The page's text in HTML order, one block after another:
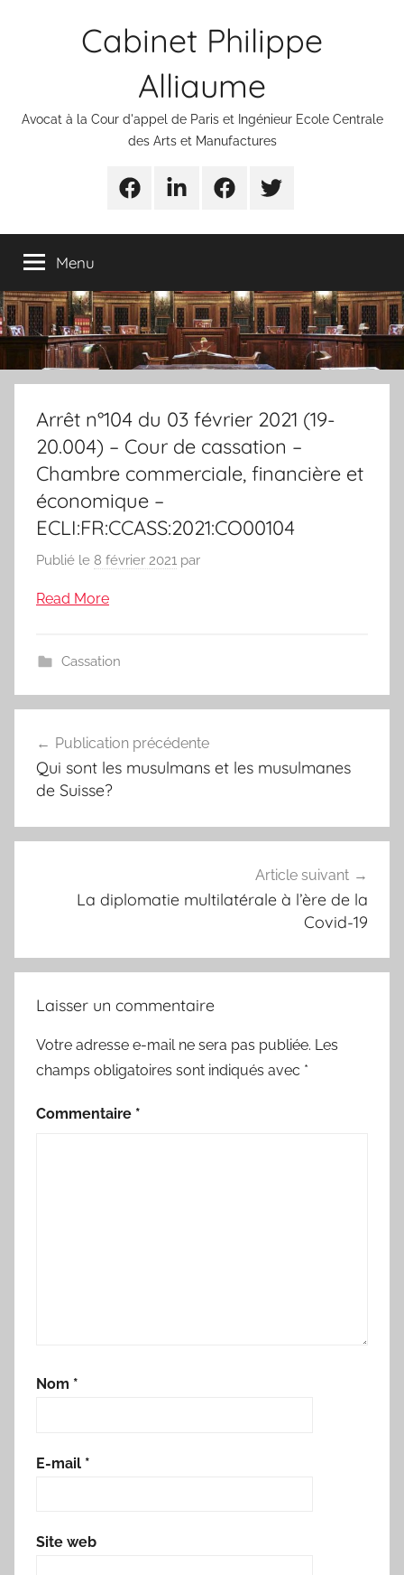
Cabinet Philippe
Alliaume
Avocat à la Cour d'appel de Paris et Ingénieur Ecole Centrale
des Arts et Manufactures
UrgencesLinkedinFacebookTwitter
Menu
Arrêt n°104 du 03 février 2021 (19-
20.004) – Cour de cassation –
Chambre commerciale, financière et
économique –
ECLI:FR:CCASS:2021:CO00104
Publié le 8 février 2021 par
Read More
Cassation
de
l’article
Publication précédente
Qui sont les musulmans et les musulmanes
de Suisse?
Article suivant
La diplomatie multilatérale à l’ère de la
Covid-19
Laisser un commentaire
Votre adresse e-mail ne sera pas publiée. Les
champs obligatoires sont indiqués avec *
Commentaire *
Nom *
E-mail *
Site web